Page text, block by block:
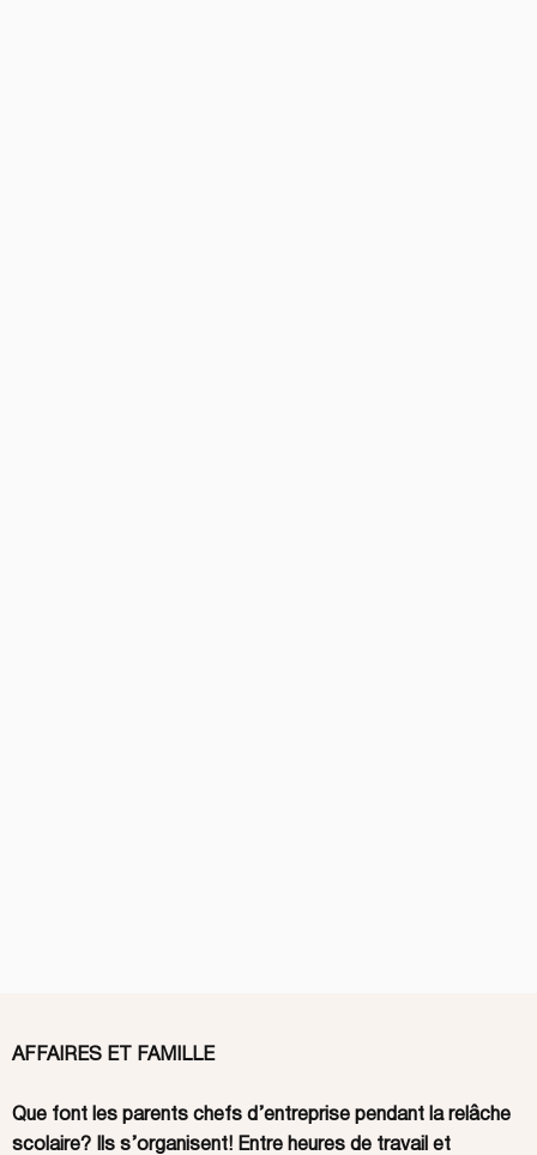
AFFAIRES ET FAMILLE
Que font les parents chefs d’entreprise pendant la relâche
scolaire? Ils s’organisent! Entre heures de travail et